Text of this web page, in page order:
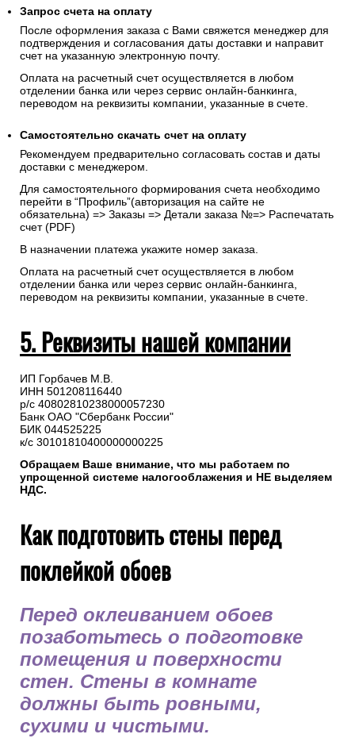
Запрос счета на оплату
После оформления заказа с Вами свяжется менеджер для
подтверждения и согласования даты доставки и направит
счет на указанную электронную почту.
Оплата на расчетный счет осуществляется в любом
отделении банка или через сервис онлайн-банкинга,
переводом на реквизиты компании, указанные в счете.
Самостоятельно скачать счет на оплату
Рекомендуем предварительно согласовать состав и даты
доставки с менеджером.
Для самостоятельного формирования счета необходимо
перейти в “Профиль”(авторизация на сайте не
обязательна) => Заказы => Детали заказа №=> Распечатать
счет (PDF)
В назначении платежа укажите номер заказа.
Оплата на расчетный счет осуществляется в любом
отделении банка или через сервис онлайн-банкинга,
переводом на реквизиты компании, указанные в счете.
5. Реквизиты нашей компании
ИП Горбачев М.В.
ИНН 501208116440
р/с 40802810238000057230
Банк ОАО "Сбербанк России"
БИК 044525225
к/с 30101810400000000225
Обращаем Ваше внимание, что мы работаем по
упрощенной системе налогооблажения и НЕ выделяем
НДС.
Как подготовить стены перед
поклейкой обоев
Перед оклеиванием обоев
позаботьтесь о подготовке
помещения и поверхности
стен. Стены в комнате
должны быть ровными,
сухими и чистыми.